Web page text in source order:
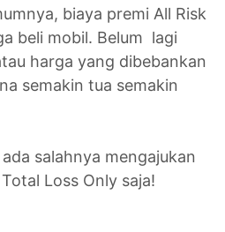
biaya premi All Risk
beli mobil. Belum lagi
harga yang dibebankan
semakin tua semakin
salahnya mengajukan
Loss Only saja!